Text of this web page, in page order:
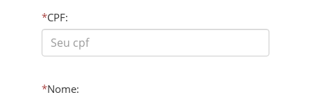
*CPF:
*Nome: